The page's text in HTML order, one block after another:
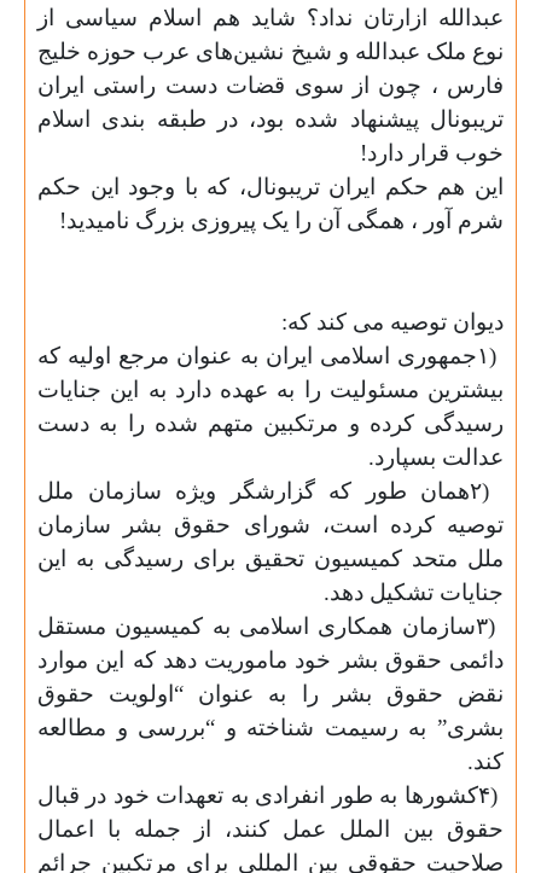
عبدالله ازارتان نداد؟ شاید هم اسلام سیاسی از
نوع ملک عبدالله و شیخ نشین‌های عرب حوزه خلیج
فارس ، چون از سوی قضات دست راستی‌ ایران
تریبونال پیشنهاد شده بود، در طبقه بندی اسلام
خوب قرار دارد!
این هم حکم ایران تریبونال، که با وجود این حکم
شرم آور ، همگی‌ آن را یک پیروزی بزرگ نامیدید!
دیوان توصیه می کند که:
۱)جمهوری اسلامی ایران به عنوان مرجع اولیه که
بیشترین مسئولیت را به عهده دارد به این جنایات
رسیدگی کرده و مرتکبین متهم شده را به دست
عدالت بسپارد.
۲)همان طور که گزارشگر ویژه سازمان ملل
توصیه کرده است، شورای حقوق بشر سازمان
ملل متحد کمیسیون تحقیق برای رسیدگی به این
جنایات تشکیل دهد.
۳)سازمان همکاری اسلامی به کمیسیون مستقل
دائمی حقوق بشر خود ماموریت دهد که این موارد
نقض حقوق بشر را به عنوان “اولویت حقوق
بشری” به رسیمت شناخته و “بررسی و مطالعه
کند.
۴)کشورها به طور انفرادی به تعهدات خود در قبال
حقوق بین الملل عمل کنند، از جمله با اعمال
صلاحیت حقوقی بین المللی برای مرتکبین جرائم